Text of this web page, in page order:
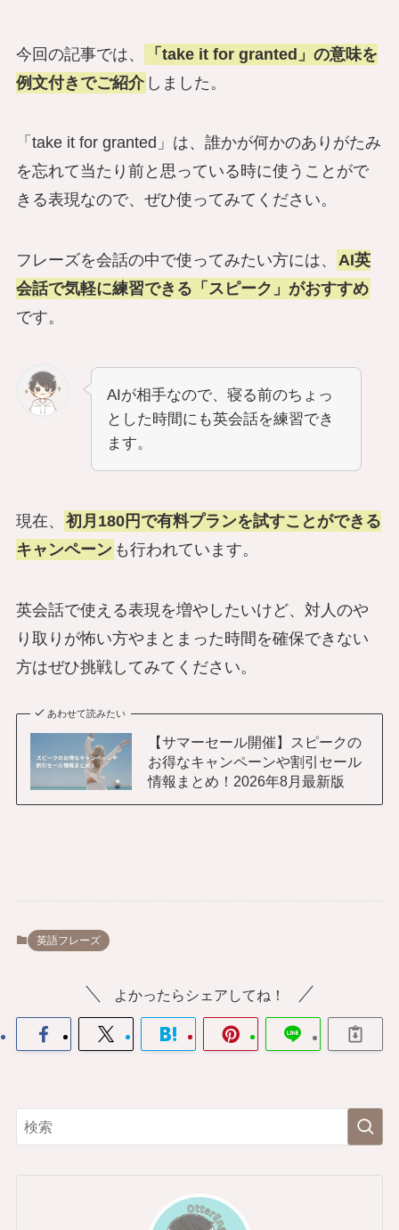
今回の記事では、
「take it for granted」の意味を
例文付きでご紹介 しました。
「take it for granted」は、誰かが何かのありがたみ
を忘れて当たり前と思っている時に使うことがで
きる表現なので、ぜひ使ってみてください。
フレーズを会話の中で使ってみたい方には、
AI英
会話で気軽に練習できる「スピーク」がおすすめ
です。
AIが相手なので、寝る前のちょっ
とした時間にも英会話を練習でき
ます。
現在、
初月180円で有料プランを試すことができる
キャンペーン も行われています。
英会話で使える表現を増やしたいけど、対人のや
り取りが怖い方やまとまった時間を確保できない
方はぜひ挑戦してみてください。
あわせて読みたい
【サマーセール開催】スピークの
お得なキャンペーンや割引セール
情報まとめ！2026年8月最新版
英語フレーズ
よかったらシェアしてね！